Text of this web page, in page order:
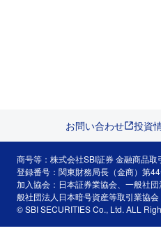
お問い合わせ 投資
商号等：株式会社SBI証券 金融商品
登録番号：関東財務局長（金商）第
加入協会：日本証券業協会、一般社
般社団法人日本暗号資産等取引業協会
© SBI SECURITIES Co., Ltd. ALL